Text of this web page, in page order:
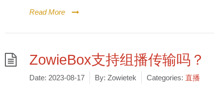
Read More
ZowieBox支持组播传输吗？
Date: 2023-08-17 By: Zowietek Categories: 直播